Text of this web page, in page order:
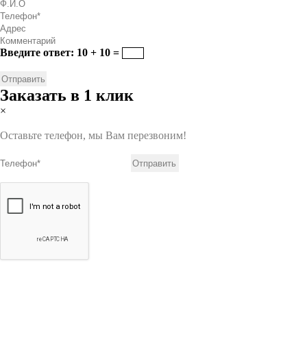
Введите ответ: 10 + 10 =
Заказать в 1 клик
×
Оставьте телефон, мы Вам перезвоним!